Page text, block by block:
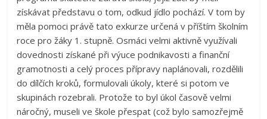
získávat představu o tom, odkud jídlo pochází. V tom by
měla pomoci právě tato exkurze určená v příštím školním
roce pro žáky 1. stupně. Osmáci velmi aktivně využívali
dovednosti získané při výuce podnikavosti a finanční
gramotnosti a celý proces přípravy naplánovali, rozdělili
do dílčích kroků, formulovali úkoly, které si potom ve
skupinách rozebrali. Protože to byl úkol časově velmi
náročný, museli ve škole přespat (což bylo samozřejmě